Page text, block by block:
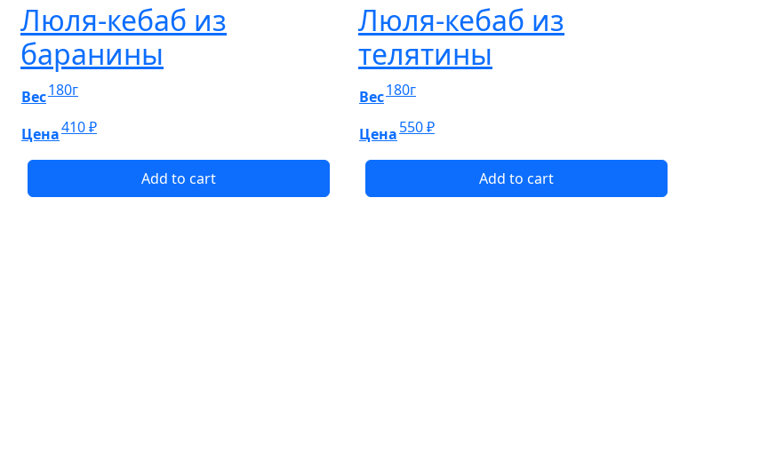
Люля-кебаб из
баранины
Вес180г
Цена410₽
Add to cart
Люля-кебаб из
телятины
Вес180г
Цена550₽
Add to cart